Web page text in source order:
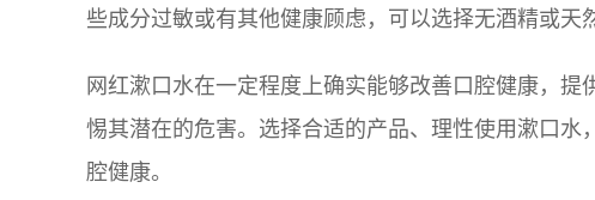
些成分过敏或有其他健康顾虑，可以选择无酒精或天
网红漱口水在一定程度上确实能够改善口腔健康，
惕其潜在的危害。选择合适的产品、理性使用漱口
腔健康。